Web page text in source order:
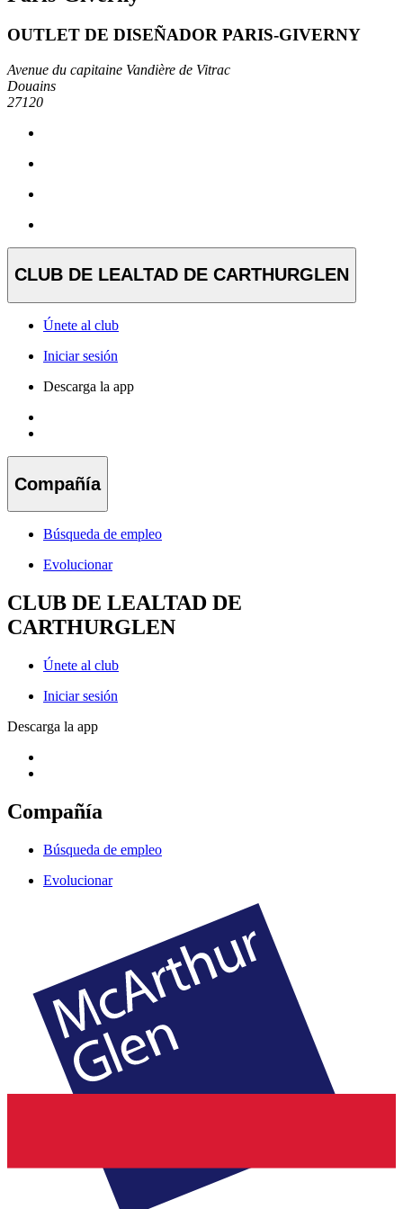
OUTLET DE DISEÑADOR PARIS-GIVERNY
Avenue du capitaine Vandière de Vitrac
Douains
27120
CLUB DE LEALTAD DE CARTHURGLEN
Únete al club
Iniciar sesión
Descarga la app
Compañía
Búsqueda de empleo
Evolucionar
CLUB DE LEALTAD DE
CARTHURGLEN
Únete al club
Iniciar sesión
Descarga la app
Compañía
Búsqueda de empleo
Evolucionar